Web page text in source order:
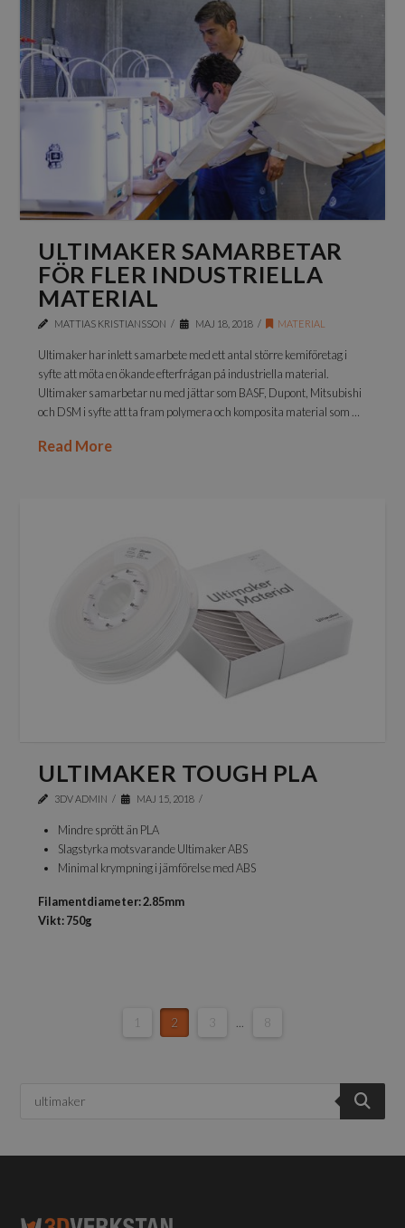
ULTIMAKER SAMARBETAR
FÖR FLER INDUSTRIELLA
MATERIAL
MATTIAS KRISTIANSSON MAJ 18, 2018 MATERIAL
Ultimaker har inlett samarbete med ett antal större kemiföretag i
syfte att möta en ökande efterfrågan på industriella material.
Ultimaker samarbetar nu med jättar som BASF, Dupont, Mitsubishi
och DSM i syfte att ta fram polymera och komposita material som …
Read More
ULTIMAKER TOUGH PLA
3DV ADMIN MAJ 15, 2018
Mindre sprött än PLA
Slagstyrka motsvarande Ultimaker ABS
Minimal krympning i jämförelse med ABS
Filamentdiameter: 2.85mm
Vikt: 750g
1 2 3 8